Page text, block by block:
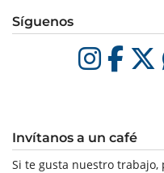
Síguenos
Invítanos a un café
Si te gusta nuestro